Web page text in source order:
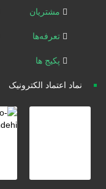
مشتریان
تعرفه‌ها
پکیج ها
نماد اعتماد الکترونیک